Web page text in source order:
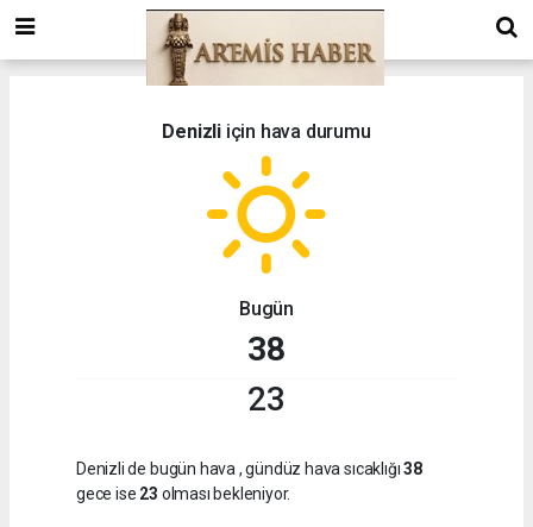
Denizliiçin hava durumu
Bugün
38
23
Denizli de bugün hava , gündüz hava sıcaklığı38
gece ise 23 olması bekleniyor.